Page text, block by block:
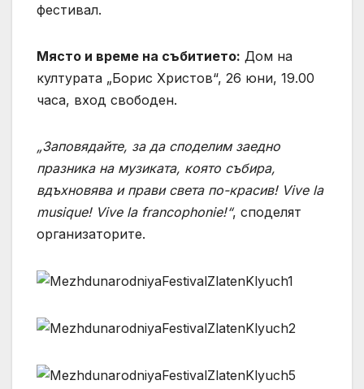
фестивал.
Място и време на събитието: Дом на
културата „Борис Христов“, 26 юни, 19.00
часа, вход свободен.
„Заповядайте, за да споделим заедно
празника на музиката, която събира,
вдъхновява и прави света по-красив! Vive la
musique! Vive la francophonie!“, споделят
организаторите.